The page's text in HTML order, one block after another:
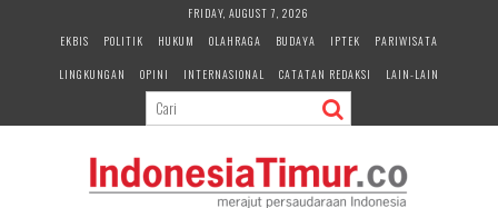
FRIDAY, AUGUST 7, 2026
EKBIS
POLITIK HUKUM OLAHRAGA BUDAYA IPTEK
PARIWISATA
LINGKUNGAN
OPINI INTERNASIONAL CATATAN REDAKSI LAIN-LAIN